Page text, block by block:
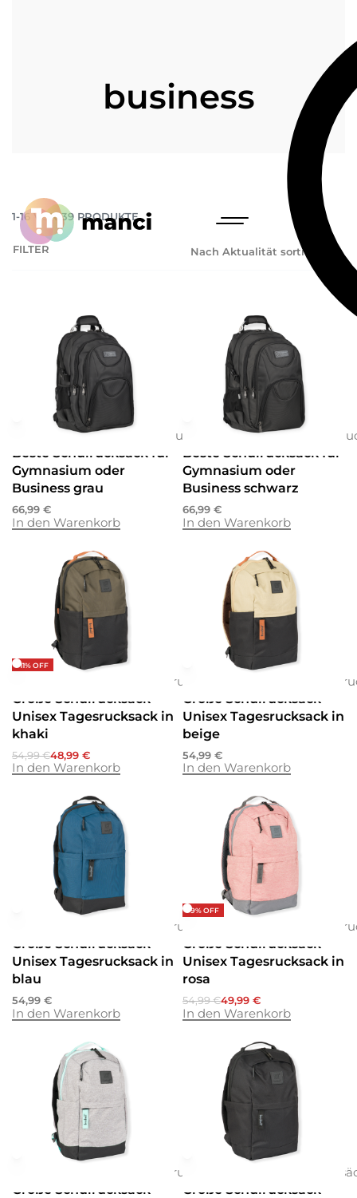
business
1-16 VON39 PRODUKTE
Nach Aktualität sortieren
FILTER
BusinesstascheRucksäcke Rucksäcke
Schulrucksäcke
Beste Schulrucksack für
Gymnasium oder
Business grau
66,99 €
In den Warenkorb
BusinesstascheRucksäcke
Beste Schulrucksack für
Gymnasium oder
Business schwarz
66,99 €
In den Warenkorb
-11% OFF
Schulrucksäcke
Große Schulrucksack
Unisex Tagesrucksack in
khaki
54,99€48,99 €
In den Warenkorb
Große Schulrucksack
Unisex Tagesrucksack in
beige
54,99 €
In den Warenkorb
Schulrucksäcke
Große Schulrucksack
Unisex Tagesrucksack in
blau
54,99 €
In den Warenkorb
-9% OFF
Große Schulrucksack
Unisex Tagesrucksack in
rosa
54,99€49,99 €
In den Warenkorb
Schulrucksäcke
Große Schulrucksack
Große Schulrucksack